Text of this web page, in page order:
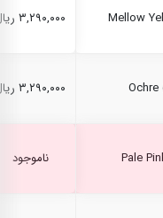
۳,۲۹۰,۰۰۰ ریال
۳,۲۹۰,۰۰۰ ریال
ناموجود